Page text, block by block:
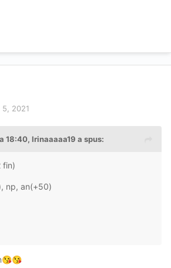
2021
18:40, Irinaaaaa19 a spus:
fin)
np, an(+50)
😘😘